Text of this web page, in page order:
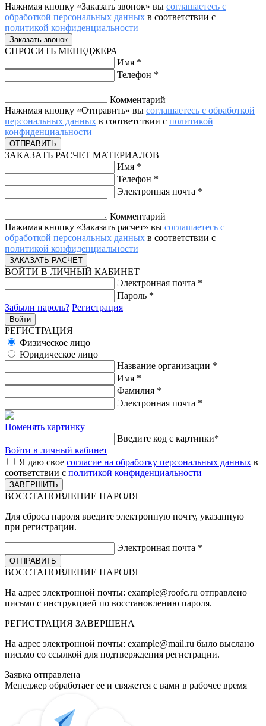
Нажимая кнопку «Заказать звонок» вы соглашаетесь с
обработкой персональных данных в соответствии с
политикой конфиденциальности
СПРОСИТЬ МЕНЕДЖЕРА
Имя *
Телефон *
Комментарий
Нажимая кнопку «Отправить» вы соглашаетесь с обработкой
персональных данных в соответствии с политикой
конфиденциальности
ЗАКАЗАТЬ РАСЧЕТ МАТЕРИАЛОВ
Имя *
Телефон *
Электронная почта *
Комментарий
Нажимая кнопку «Заказать расчет» вы соглашаетесь с
обработкой персональных данных в соответствии с
политикой конфиденциальности
ВОЙТИ В ЛИЧНЫЙ КАБИНЕТ
Электронная почта *
Пароль *
Забыли пароль? Регистрация
РЕГИСТРАЦИЯ
Физическое лицо
Юридическое лицо
Название организации *
Имя *
Фамилия *
Электронная почта *
Поменять картинку
Введите код с картинки*
Войти в личный кабинет
Я даю свое согласие на обработку персональных данных в
соответствии с политикой конфиденциальности
ВОССТАНОВЛЕНИЕ ПАРОЛЯ
Для сброса пароля введите электронную почту, указанную
при регистрации.
Электронная почта *
ВОССТАНОВЛЕНИЕ ПАРОЛЯ
На адрес электронной почты: example@roofc.ru отправлено
письмо с инструкцией по восстановлению пароля.
РЕГИСТРАЦИЯ ЗАВЕРШЕНА
На адрес электронной почты: example@mail.ru было выслано
письмо со ссылкой для подтверждения регистрации.
Заявка отправлена
Менеджер обработает ее и свяжется с вами в рабочее время